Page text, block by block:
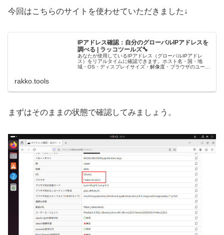
今回はこちらのサイトを使わせていただきました↓
IPアドレス確認：自分のグローバルIPアドレスを
調べる | ラッコツールズ🔧
あなたが使用しているIPアドレス（グローバルIPアドレ
ス）をリアルタイムに確認できます。ホスト名・国・地
域・OS・ディスプレイサイズ・解像度・ブラウザのユーザ
rakko.tools
まずはそのままの状態で確認してみましょう。